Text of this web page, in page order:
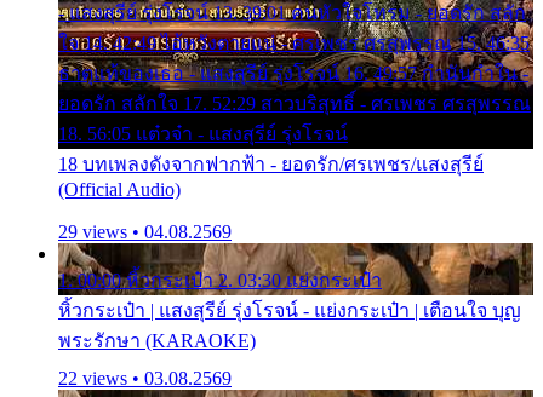
- แสงสุรีย์ รุ่งโรจน์ 13. 39:01 คนหัวใจโทรม - ยอดรัก สลัก
ใจ 14. 42:49 ไอ้หวังตายแน่ - ศรเพชร ศรสุพรรณ 15. 46:35
ธาตุแท้ของเธอ - แสงสุรีย์ รุ่งโรจน์ 16. 49:57 กำนันกำใน -
ยอดรัก สลักใจ 17. 52:29 สาวบริสุทธิ์ - ศรเพชร ศรสุพรรณ
18. 56:05 แต๋วจ๋า - แสงสุรีย์ รุ่งโรจน์
18 บทเพลงดังจากฟากฟ้า - ยอดรัก/ศรเพชร/แสงสุรีย์
(Official Audio)
29 views • 04.08.2569
1. 00:00 หิ้วกระเป๋า 2. 03:30 แย่งกระเป๋า
หิ้วกระเป๋า | แสงสุรีย์ รุ่งโรจน์ - แย่งกระเป๋า | เตือนใจ บุญ
พระรักษา (KARAOKE)
22 views • 03.08.2569